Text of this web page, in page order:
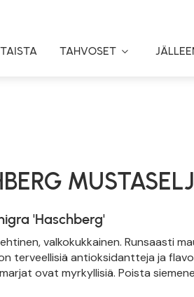
TAHVOSET
Toggle
'Haschberg'
valkokukkainen. Runsaasti
terveellisiä antioksidantteja ja
ovat myrkyllisiä. Poista